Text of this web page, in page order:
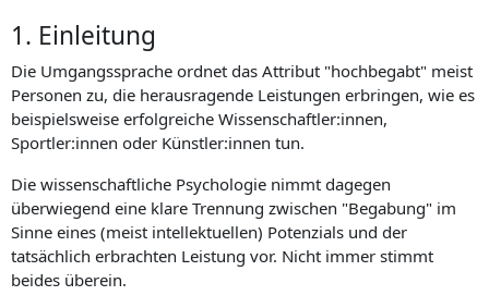
1. Einleitung
Die Umgangssprache ordnet das Attribut "hochbegabt" meist
Personen zu, die herausragende Leistungen erbringen, wie es
beispielsweise erfolgreiche Wissenschaftler:innen,
Sportler:innen oder Künstler:innen tun.
Die wissenschaftliche Psychologie nimmt dagegen
überwiegend eine klare Trennung zwischen "Begabung" im
Sinne eines (meist intellektuellen) Potenzials und der
tatsächlich erbrachten Leistung vor. Nicht immer stimmt
beides überein.